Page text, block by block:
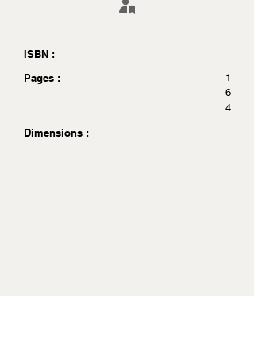
ISBN :
Pages :
1
6
4
Dimensions :